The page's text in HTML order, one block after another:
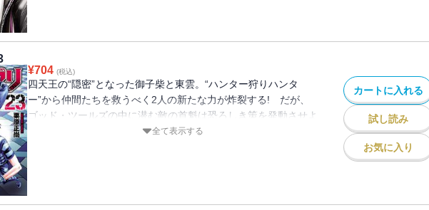
¥704 (税込)
四天王の“隠密”となった御子柴と東雲。“ハンター狩りハンタ
ー”から仲間たちを救うべく2人の新たな力が炸裂する! だが、
ゴッド・ツールズの中に潜む敵の首魁は恐ろしき策を発動させよ
全て表示する
カートに入れる
試し読み
お気に入り